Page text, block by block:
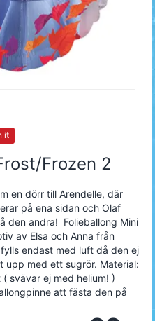
it
Frozen 2
en dörr till Arendelle, där
på ena sidan och Olaf
den andra! Folieballong Mini
av Elsa och Anna från
endast med luft då den ej
upp med ett sugrör. Material:
svävar ej med helium! )
att fästa den på